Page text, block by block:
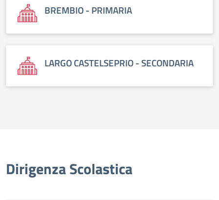
BREMBIO - PRIMARIA
LARGO CASTELSEPRIO - SECONDARIA
Dirigenza Scolastica